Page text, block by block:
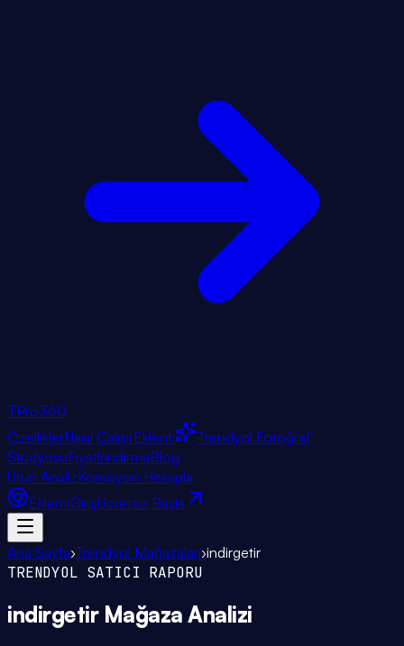
TPro360
ÖzelliklerNasıl ÇalışırEklenti
Trendyol Fotoğraf
StüdyosuFiyatlandırmaBlog
Ürün AnalizKomisyon Hesapla
EklentiGirişÜcretsiz Başla
Ana Sayfa›Trendyol Mağazaları›indirgetir
TRENDYOL SATICI RAPORU
indirgetir Mağaza Analizi